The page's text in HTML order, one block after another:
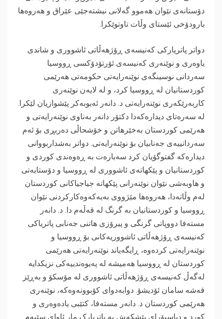
دۆستانەی نێوان هەموو گەلانی نیشتەجێی عێراق و هەروەها
بارودۆخی ئێستای وڵات تاوتوێکرا.
‎دواتر پاتریارکی کەنیسەی ڕۆژهەڵاتی ئاشووری و شاندی
یاوەری و نوێنەری کەنیسەی ئۆرتۆدۆکسی ڕووسیا
سەردانی نوسینگەی نوێنەرایەتی حکومەتی هەرێمی
کوردستانیان لە ڕووسیا کرد، و لە لایەن نوێنەری
کاربەرێکەری نوێنەرایەتی د. دانەر ئەبوبەکر پێشوازیان لێکرا.
لە سەرەتای دیدارەکەدا دکتۆر دانەر بەناوی نوێنەرایەتی و
هەرێمی کوردستان بەخێرهاتن و خۆشحاڵی دەربڕی بۆ ئەم
سەردانییەی جەنابیان بۆ نوێنەرایەتی. دواتر بەشداربووانی
دیدارەکە گفتوگۆیان کرد سەبارەت بە ڕەوەندی کوردی و
کوردستانیان و پێکهاتەی ئاشووری لە ڕووسیا و دۆستایەتی
و هاوبەشی نێوان نوێنەرانی پێکهاتە جیاجیاکانی کوردستان
لەم وڵاتەدا، هەروەها مێژووی بەیەکەوەکارکردنی نێوان
ڕووسیا و کوردستانیان بە گرنگ لە قەڵەم دا. د. دانەر
مستەفا دووپاتی گرنگی و پیرۆزی هاتنی جەنابی پاتریاکی
کەنیسەی ڕۆژهەڵاتی ئاشووریەکانی بۆ ڕووسیا و
نوێنەرایەتی کردەوە، ڕایگەیاند نوێنەرایەتی هەرێمی
کوردستان لە ڕووسیا هەمیشە لە پەیوەندییەکی نزیکدایە
لەگەڵ کەنیسەی ڕۆژهەڵاتی ئاشووری لە مۆسکۆ و بەڕێز
قەشە سامان ئۆدیشۆ. دوابەدوای کۆبوونەوەکە، نوێنەری
هەرێمی کوردستان د. دانەر مستەفا، کتێبی یادەوەری و
کورد و دیاسپۆرای پێشکەش بە پاتریارک مار ئاوای سێیەم